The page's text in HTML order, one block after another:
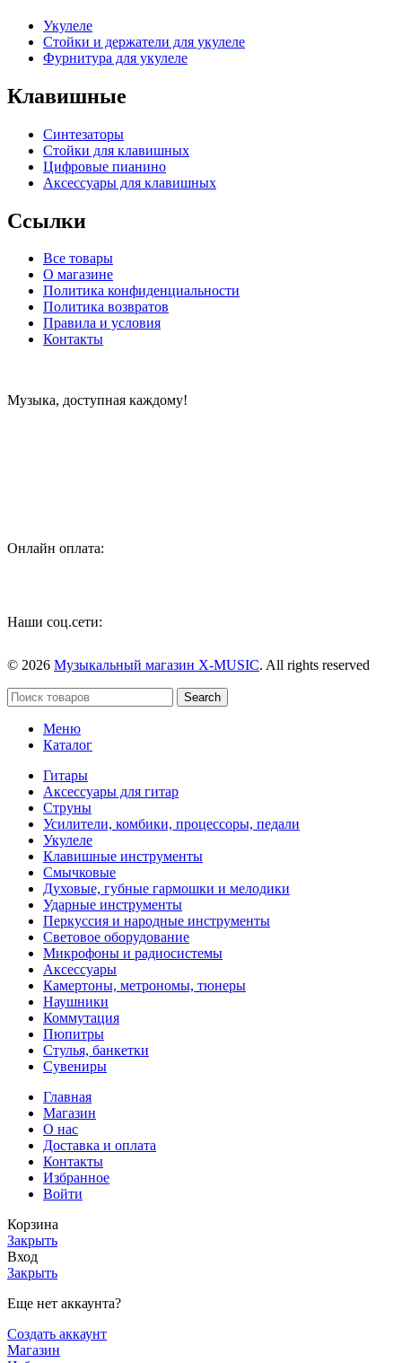
Укулеле
Стойки и держатели для укулеле
Фурнитура для укулеле
Клавишные
Синтезаторы
Стойки для клавишных
Цифровые пианино
Аксессуары для клавишных
Ссылки
Все товары
О магазине
Политика конфиденциальности
Политика возвратов
Правила и условия
Контакты
Музыка, доступная каждому!
Онлайн оплата:
Наши соц.сети:
© 2026 Музыкальный магазин X-MUSIC. All rights reserved
Search
Меню
Каталог
Гитары
Аксессуары для гитар
Струны
Усилители, комбики, процессоры, педали
Укулеле
Клавишные инструменты
Смычковые
Духовые, губные гармошки и мелодики
Ударные инструменты
Перкуссия и народные инструменты
Световое оборудование
Микрофоны и радиосистемы
Аксессуары
Камертоны, метрономы, тюнеры
Наушники
Коммутация
Пюпитры
Стулья, банкетки
Сувениры
Главная
Магазин
О нас
Доставка и оплата
Контакты
Избранное
Войти
Корзина
Закрыть
Вход
Закрыть
Еще нет аккаунта?
Создать аккаунт
Магазин